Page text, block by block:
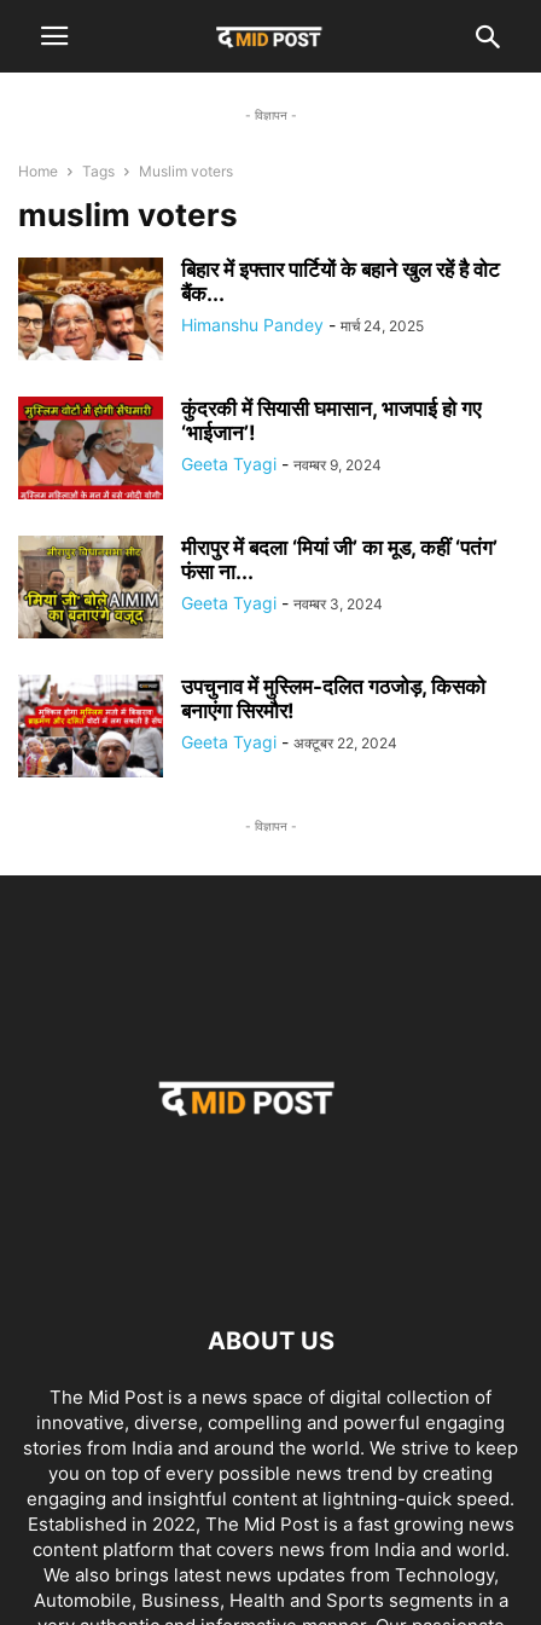
- विज्ञापन -
Home Tags Muslim voters
muslim voters
बिहार में इफ्तार पार्टियों के बहाने खुल रहें है वोट
बैंक...
Himanshu Pandey - मार्च 24, 2025
कुंदरकी में सियासी घमासान, भाजपाई हो गए
‘भाईजान’!
Geeta Tyagi - नवम्बर 9, 2024
मीरापुर में बदला ‘मियां जी’ का मूड, कहीं ‘पतंग’
फंसा ना...
Geeta Tyagi - नवम्बर 3, 2024
उपचुनाव में मुस्लिम-दलित गठजोड़, किसको
बनाएंगा सिरमौर!
Geeta Tyagi - अक्टूबर 22, 2024
- विज्ञापन -
ABOUT US
The Mid Post is a news space of digital collection of
innovative, diverse, compelling and powerful engaging
stories from India and around the world. We strive to keep
you on top of every possible news trend by creating
engaging and insightful content at lightning-quick speed.
Established in 2022, The Mid Post is a fast growing news
content platform that covers news from India and world.
We also brings latest news updates from Technology,
Automobile, Business, Health and Sports segments in a